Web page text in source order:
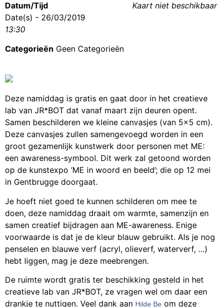
Kaart niet beschikbaar
Datum/Tijd
Date(s) - 26/03/2019
13:30
Categorieën Geen Categorieën
Deze namiddag is gratis en gaat door in het creatieve
lab van JR*BOT dat vanaf maart zijn deuren opent.
Samen beschilderen we kleine canvasjes (van 5×5 cm).
Deze canvasjes zullen samengevoegd worden in een
groot gezamenlijk kunstwerk door personen met ME:
een awareness-symbool. Dit werk zal getoond worden
op de kunstexpo ‘ME in woord en beeld’; die op 12 mei
in Gentbrugge doorgaat.
Je hoeft niet goed te kunnen schilderen om mee te
doen, deze namiddag draait om warmte, samenzijn en
samen creatief bijdragen aan ME-awareness. Enige
voorwaarde is dat je de kleur blauw gebruikt. Als je nog
penselen en blauwe verf (acryl, olieverf, waterverf, …)
hebt liggen, mag je deze meebrengen.
De ruimte wordt gratis ter beschikking gesteld in het
creatieve lab van JR*BOT, ze vragen wel om daar een
drankje te nuttigen. Veel dank aan Hilde Be om deze